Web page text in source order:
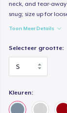
neck, and tear-
snug; size up for
Toon Meer Details
Selecteer grootte:
Kleuren: